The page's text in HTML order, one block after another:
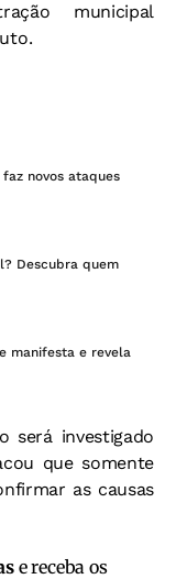
municipal
novos ataques
Descubra quem
manifesta e revela
será investigado
que somente
as causas
e receba os